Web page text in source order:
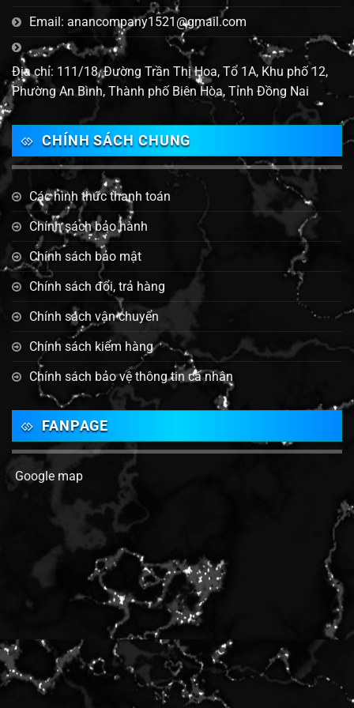
Email: anancompany1521@gmail.com
Địa chỉ: 111/18, Đường Trần Thị Hoa, Tổ 1A, Khu phố 12,
Phường An Bình, Thành phố Biên Hòa, Tỉnh Đồng Nai
CHÍNH SÁCH CHUNG
Các hình thức thanh toán
Chính sách bảo hành
Chính sách bảo mật
Chính sách đổi, trả hàng
Chính sách vận chuyển
Chính sách kiểm hàng
Chính sách bảo vệ thông tin cá nhân
FANPAGE
Google map